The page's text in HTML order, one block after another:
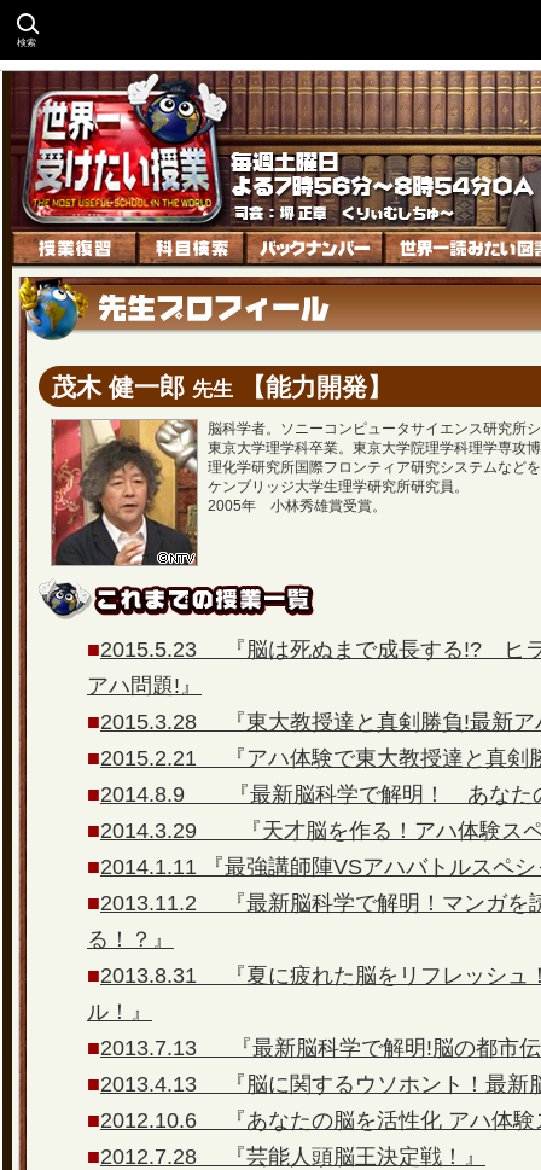
検索
茂木 健一郎 先生 【能力開発】
脳科学者。ソニーコンピュータサイエンス研究所
東京大学理学科卒業。東京大学院理学科理学専攻
理化学研究所国際フロンティア研究システムなど
ケンブリッジ大学生理学研究所研究員。
2005年 小林秀雄賞受賞。
■2015.5.23 『脳は死ぬまで成長する!? ヒ
アハ問題!』
■2015.3.28 『東大教授達と真剣勝負!最新ア
■2015.2.21 『アハ体験で東大教授達と真剣
■2014.8.9 『最新脳科学で解明！ あなた
■2014.3.29 『天才脳を作る！アハ体験ス
■2014.1.11 『最強講師陣VSアハバトルスペ
■2013.11.2 『最新脳科学で解明！マンガを
る！？』
■2013.8.31 『夏に疲れた脳をリフレッシュ
ル！』
■2013.7.13 『最新脳科学で解明!脳の都市
■2013.4.13 『脳に関するウソホント！最新
■2012.10.6 『あなたの脳を活性化 アハ体験
■2012.7.28 『芸能人頭脳王決定戦！』